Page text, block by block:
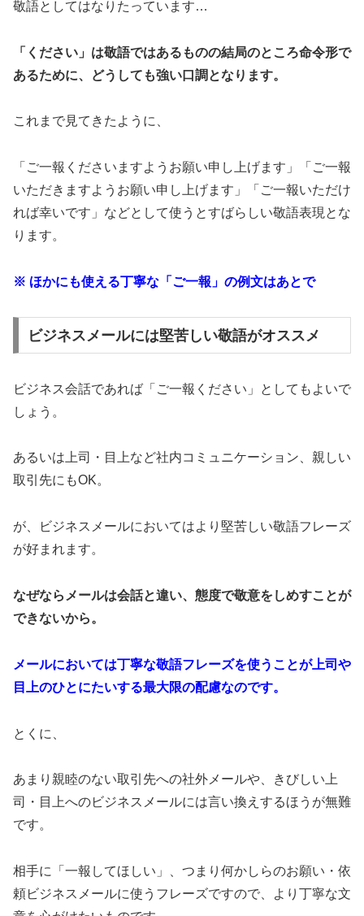
敬語としてはなりたっています…
「ください」は敬語ではあるものの結局のところ命令形で
あるために、どうしても強い口調となります。
これまで見てきたように、
「ご一報くださいますようお願い申し上げます」「ご一報
いただきますようお願い申し上げます」「ご一報いただけ
れば幸いです」などとして使うとすばらしい敬語表現とな
ります。
※ ほかにも使える丁寧な「ご一報」の例文はあとで
ビジネスメールには堅苦しい敬語がオススメ
ビジネス会話であれば「ご一報ください」としてもよいで
しょう。
あるいは上司・目上など社内コミュニケーション、親しい
取引先にもOK。
が、ビジネスメールにおいてはより堅苦しい敬語フレーズ
が好まれます。
なぜならメールは会話と違い、態度で敬意をしめすことが
できないから。
メールにおいては丁寧な敬語フレーズを使うことが上司や
目上のひとにたいする最大限の配慮なのです。
とくに、
あまり親睦のない取引先への社外メールや、きびしい上
司・目上へのビジネスメールには言い換えするほうが無難
です。
相手に「一報してほしい」、つまり何かしらのお願い・依
頼ビジネスメールに使うフレーズですので、より丁寧な文